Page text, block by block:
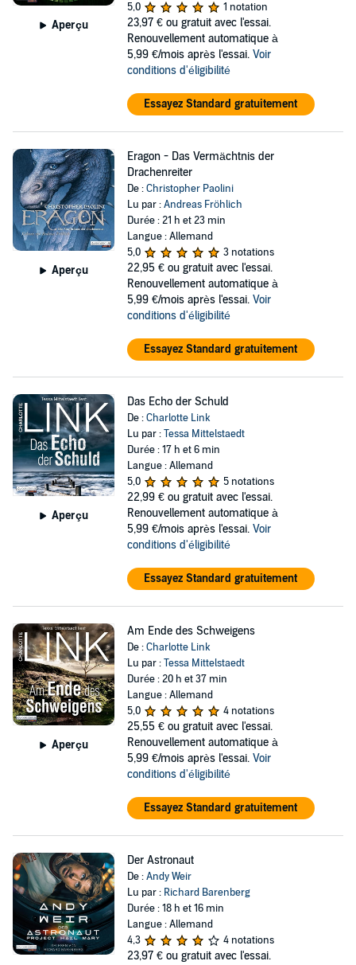
Aperçu
5,0
1 notation
23,97 € ou gratuit avec l'essai.
Renouvellement automatique à
5,99 €/mois après l'essai. Voir
conditions d'éligibilité
Essayez Standard gratuitement
Aperçu
Eragon - Das Vermächtnis der
Drachenreiter
De :Christopher Paolini
Lu par :Andreas Fröhlich
Durée : 21 h et 23 min
Langue : Allemand
5,0
3 notations
22,95 € ou gratuit avec l'essai.
Renouvellement automatique à
5,99 €/mois après l'essai. Voir
conditions d'éligibilité
Essayez Standard gratuitement
Aperçu
Das Echo der Schuld
De :Charlotte Link
Lu par :Tessa Mittelstaedt
Durée : 17 h et 6 min
Langue : Allemand
5,0
5 notations
22,99 € ou gratuit avec l'essai.
Renouvellement automatique à
5,99 €/mois après l'essai. Voir
conditions d'éligibilité
Essayez Standard gratuitement
Aperçu
Am Ende des Schweigens
De :Charlotte Link
Lu par :Tessa Mittelstaedt
Durée : 20 h et 37 min
Langue : Allemand
5,0
4 notations
25,55 € ou gratuit avec l'essai.
Renouvellement automatique à
5,99 €/mois après l'essai. Voir
conditions d'éligibilité
Essayez Standard gratuitement
Der Astronaut
De :Andy Weir
Lu par : Richard Barenberg
Durée : 18 h et 16 min
Langue : Allemand
4,3
4 notations
23,97 € ou gratuit avec l'essai.